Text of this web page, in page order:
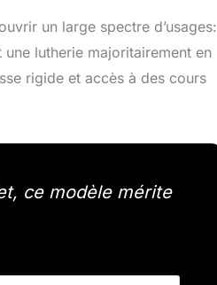
un large spectre d’usages:
lutherie majoritairement en
rigide et accès à des cours
ce modèle mérite